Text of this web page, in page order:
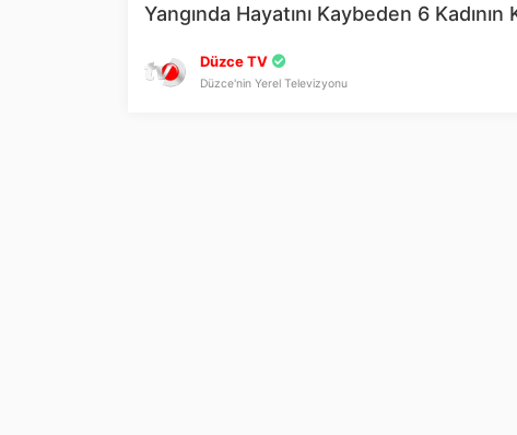
Yangında Hayatını Kaybeden 6
Düzce TV
Düzce'nin Yerel Televizyonu